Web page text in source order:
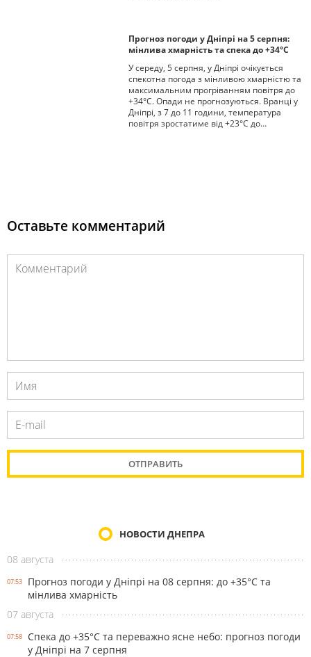
Прогноз погоди у Дніпрі на 5 серпня:
мінлива хмарність та спека до +34°С
У середу, 5 серпня, у Дніпрі очікується
спекотна погода з мінливою хмарністю та
максимальним прогріванням повітря до
+34°С. Опади не прогнозуються. Вранці у
Дніпрі, з 7 до 11 години, температура
повітря зростатиме від +23°С до…
Оставьте комментарий
НОВОСТИ ДНЕПРА
08 августа
07:53
Прогноз погоди у Дніпрі на 08 серпня: до +35°C та
мінлива хмарність
07 августа
07:58
Спека до +35°С та переважно ясне небо: прогноз погоди
у Дніпрі на 7 серпня